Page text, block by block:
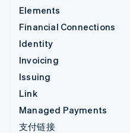
Elements
Financial Connections
Identity
Invoicing
Issuing
Link
Managed Payments
支付链接